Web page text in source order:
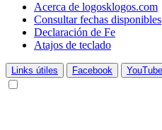
Acerca de logosklogos.com
Consultar fechas disponibles
Declaración de Fe
Atajos de teclado
Links útiles Facebook YouTube